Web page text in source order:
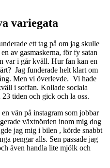
variegata
ett tag på om jag skulle
av gasmaskerna, för fy satan
var i går kväll. Hur fan kan en
Jag funderade helt klart om
Men vi överlevde. Vi hade
i soffan. Kollade sociala
tiden och gick och la oss.
vän på instagram som jobbar
växtnörden inom mig dog
jag mig i bilen , körde snabbt
pengar alls. Sen passade jag
även handla lite mjölk och